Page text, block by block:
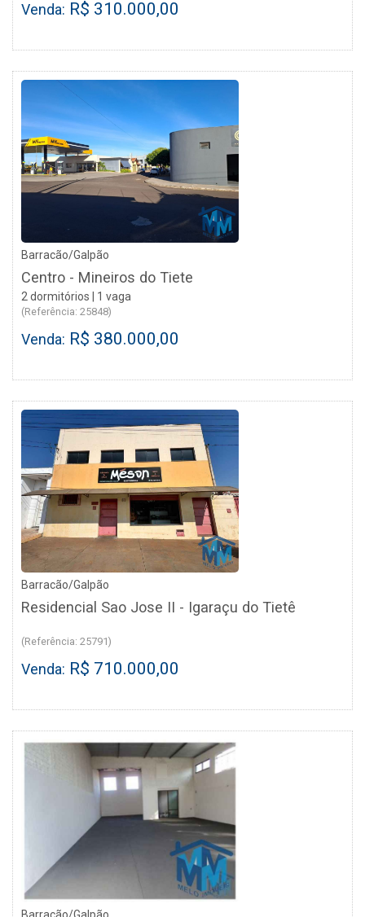
Venda: R$ 310.000,00
Barracão/Galpão
Centro - Mineiros do Tiete
2 dormitórios | 1 vaga
(Referência: 25848)
Venda: R$ 380.000,00
Barracão/Galpão
Residencial Sao Jose II - Igaraçu do Tietê
(Referência: 25791)
Venda: R$ 710.000,00
Barracão/Galpão